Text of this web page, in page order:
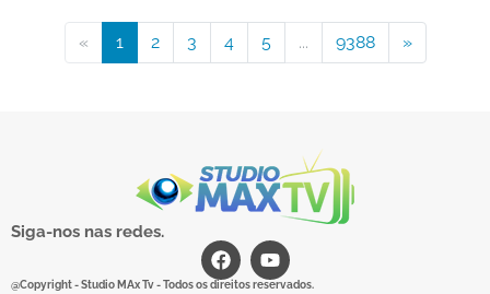
« 1 2 3 4 5 ... 9388 »
Siga-nos nas redes.
@Copyright - Studio MAx Tv - Todos os direitos reservados.